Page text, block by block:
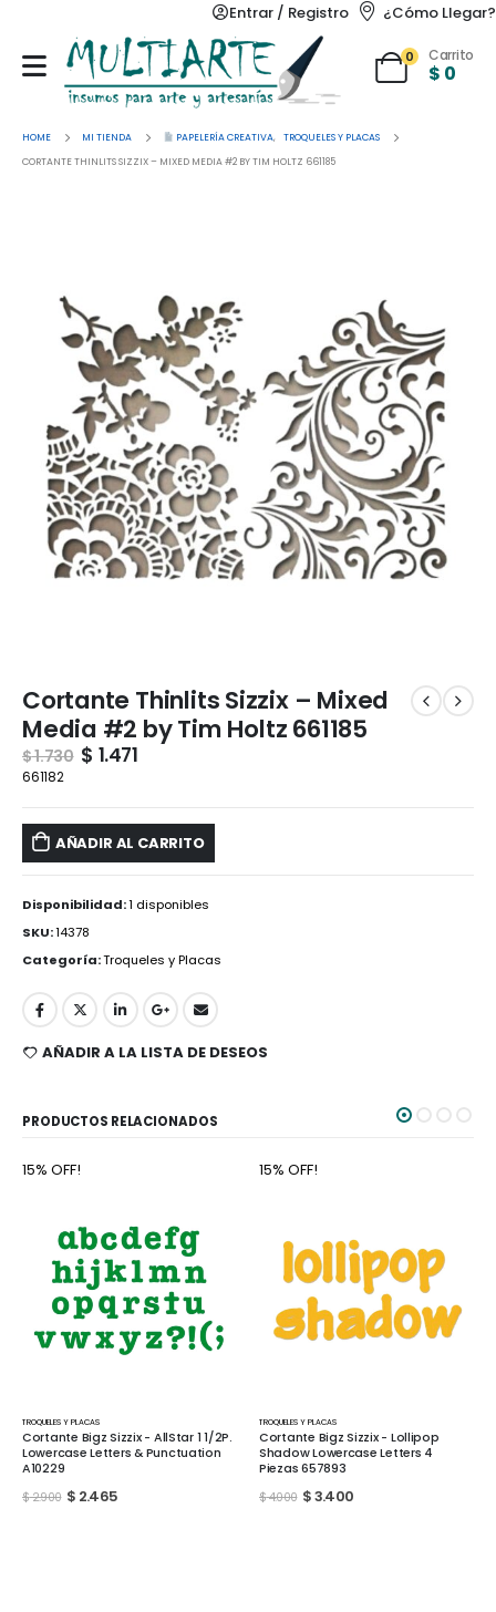
Entrar / Registro ¿Cómo Llegar?
0 Carrito
$ 0
HOME MI TIENDA PAPELERÍA CREATIVA, TROQUELES Y PLACAS
CORTANTE THINLITS SIZZIX – MIXED MEDIA #2 BY TIM HOLTZ 661185
Cortante Thinlits Sizzix – Mixed
Media #2 by Tim Holtz 661185
$1.730 $ 1.471
661182
AÑADIR AL CARRITO
Disponibilidad:1 disponibles
SKU:14378
Categoría:Troqueles y Placas
AÑADIR A LA LISTA DE DESEOS
PRODUCTOS RELACIONADOS
15% OFF!
TROQUELES Y PLACAS
Cortante Bigz Sizzix - Lollipop
Shadow Lowercase Letters 4
Piezas 657893
$4.000 $3.400
15% OFF!
TROQUELES Y PLACAS
Cortante Bigz Sizzix - Snow Crystal
664464